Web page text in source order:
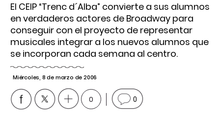
El CEIP “Trenc d´Alba” convierte a sus alumnos
en verdaderos actores de Broadway para
conseguir con el proyecto de representar
musicales integrar a los nuevos alumnos que
se incorporan cada semana al centro.
Miércoles, 8 de marzo de 2006
0 0